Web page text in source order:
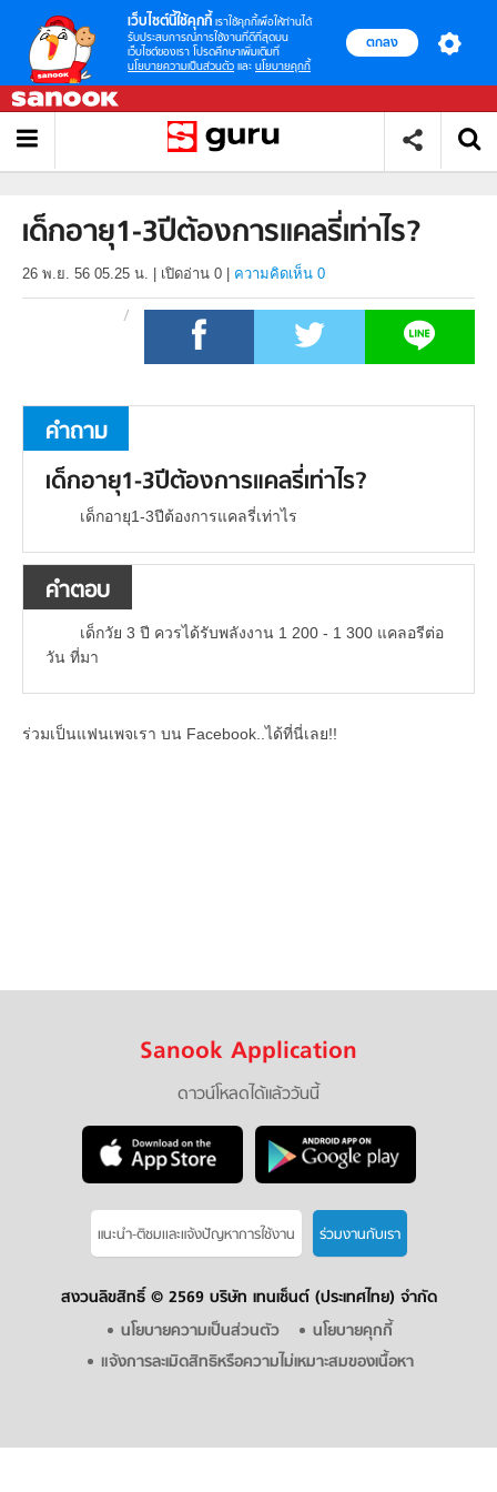
เว็บไซต์นี้ใช้คุกกี้ เราใช้คุกกี้เพื่อให้ท่านได้
รับประสบการณ์การใช้งานที่ดีที่สุดบน
เว็บไซต์ของเรา โปรดศึกษาเพิ่มเติมที่
นโยบายความเป็นส่วนตัว และ นโยบายคุกกี้
ตกลง
เด็กอายุ1-3ปีต้องการแคลรี่เท่าไร?
26 พ.ย. 56 05.25 น. เปิดอ่าน 0 ความคิดเห็น 0
คำถาม
เด็กอายุ1-3ปีต้องการแคลรี่เท่าไร?
เด็กอายุ1-3ปีต้องการแคลรี่เท่าไร
คำตอบ
เด็กวัย 3 ปี ควรได้รับพลังงาน 1 200 - 1 300 แคลอรีต่อ
วัน ที่มา
ร่วมเป็นแฟนเพจเรา บน Facebook..ได้ที่นี่เลย!!
Sanook Application
ดาวน์โหลดได้แล้ววันนี้
แนะนำ-ติชมเเละแจ้งปัญหาการใช้งาน ร่วมงานกับเรา
สงวนลิขสิทธิ์ © 2569 บริษัท เทนเซ็นต์ (ประเทศไทย) จำกัด
นโยบายความเป็นส่วนตัว
นโยบายคุกกี้
แจ้งการละเมิดสิทธิหรือความไม่เหมาะสมของเนื้อหา